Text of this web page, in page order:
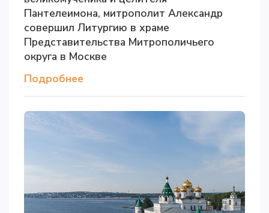
Пантелеимона, митрополит Александр
совершил Литургию в храме
Представительства Митрополичьего
округа в Москве
Подробнее